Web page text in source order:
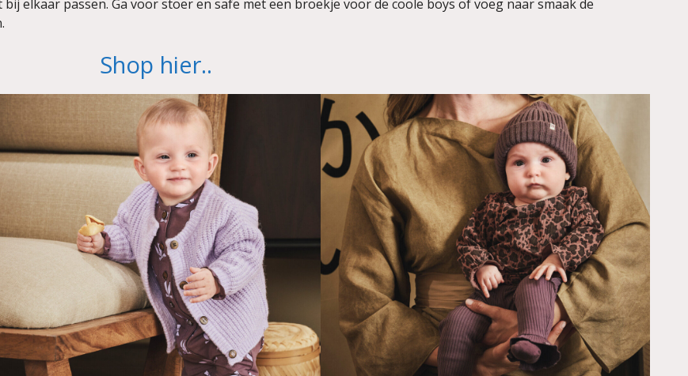
elkaar passen. Ga voor stoer en safe met een broekje voor de coole boys of voeg naar smaak de
Shop hier..